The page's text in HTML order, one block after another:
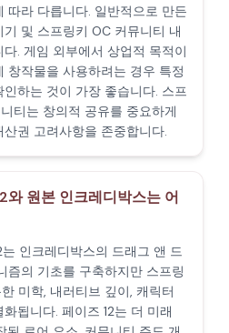
따라 다릅니다. 일반적으로 만든
및 스프링키 OC 커뮤니티 내
. 게임 외부에서 상업적 목적이
창작물을 사용하려는 경우 특정
하는 것이 가장 좋습니다. 스프
티는 창의적 공유를 중요하게
권 고려사항을 존중합니다.
와 원본 인크레디박스는 어
인크레디박스의 드래그 앤 드
즘의 기초를 구축하지만 스프링
미학, 내러티브 깊이, 캐릭터
됩니다. 페이즈 12는 더 미래